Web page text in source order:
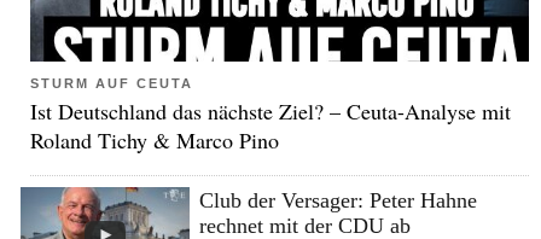
STURM AUF CEUTA
Ist Deutschland das nächste Ziel? – Ceuta-Analyse mit
Roland Tichy & Marco Pino
Club der Versager: Peter Hahne
rechnet mit der CDU ab